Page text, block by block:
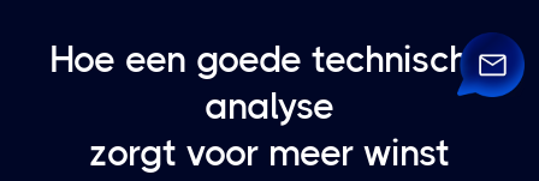
Hoe een goede technische
analyse
zorgt voor meer winst